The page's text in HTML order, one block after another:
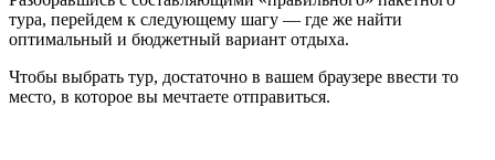
тура, перейдем к следующему шагу — где же найти
оптимальный и бюджетный вариант отдыха.
Чтобы выбрать тур, достаточно в вашем браузере ввести то
место, в которое вы мечтаете отправиться.